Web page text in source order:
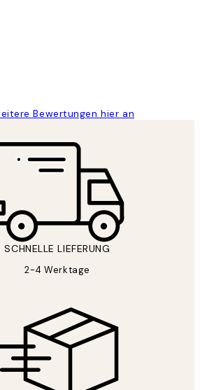
Bewertungen hier an
SCHNELLE LIEFERUNG
2-4 Werktage